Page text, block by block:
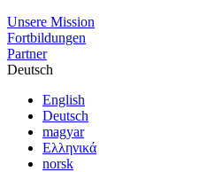
Unsere Mission
Fortbildungen
Partner
Deutsch
English
Deutsch
magyar
Ελληνικά
norsk